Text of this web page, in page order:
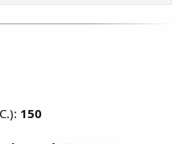
расчет моментной
алгоритмы
в мощностном
улучшить
без
150